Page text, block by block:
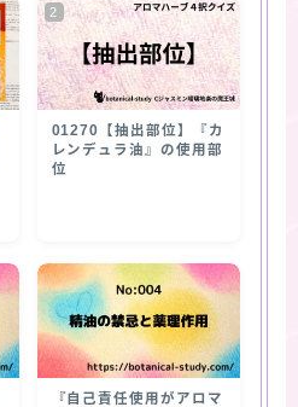
01270【抽出部位】『カ
レンデュラ油』の使用部
位
『自己責任使用がアロマ